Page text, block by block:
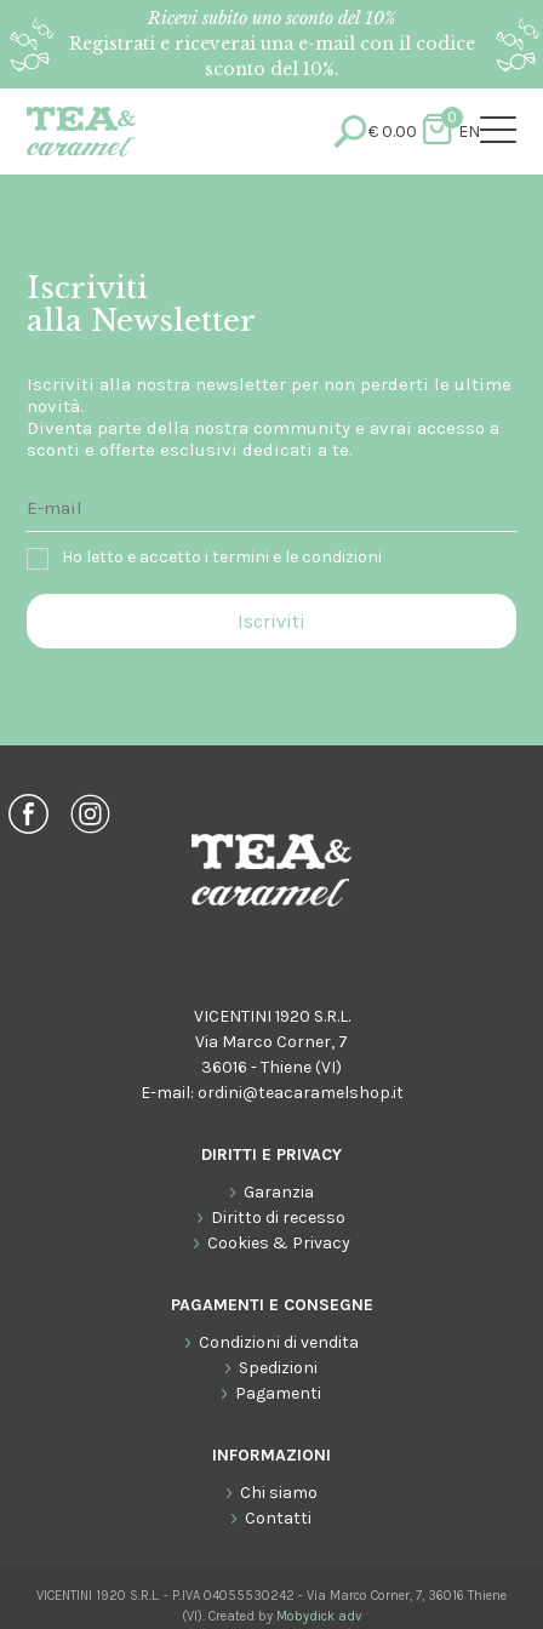
Ricevi subito uno sconto del 10%
Registrati e riceverai una e-mail con il codice
sconto del 10%.
€0.00
0
EN
Iscriviti
alla Newsletter
Iscriviti alla nostra newsletter per non perderti le ultime
novità.
Diventa parte della nostra community e avrai accesso a
sconti e offerte esclusivi dedicati a te.
Ho letto e accetto i termini e le condizioni
VICENTINI 1920 S.R.L.
Via Marco Corner, 7
36016 - Thiene (VI)
E-mail: ordini@teacaramelshop.it
DIRITTI E PRIVACY
Garanzia
Diritto di recesso
Cookies & Privacy
PAGAMENTI E CONSEGNE
Condizioni di vendita
Spedizioni
Pagamenti
INFORMAZIONI
Chi siamo
Contatti
VICENTINI 1920 S.R.L. - P.IVA 04055530242 - Via Marco Corner, 7, 36016 Thiene
(VI). Created by Mobydick adv